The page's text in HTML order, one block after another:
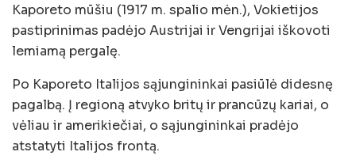
Kaporeto mūšiu (1917 m. spalio mėn.), Vokietijos
pastiprinimas padėjo Austrijai ir Vengrijai iškovoti
lemiamą pergalę.
Po Kaporeto Italijos sąjungininkai pasiūlė didesnę
pagalbą. Į regioną atvyko britų ir prancūzų kariai, o
vėliau ir amerikiečiai, o sąjungininkai pradėjo
atstatyti Italijos frontą.